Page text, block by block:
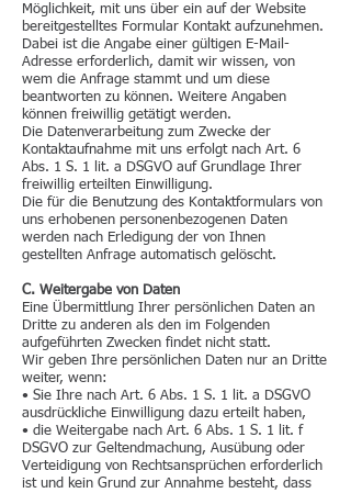
Möglichkeit, mit uns über ein auf der Website
bereitgestelltes Formular Kontakt aufzunehmen.
Dabei ist die Angabe einer gültigen E-Mail-
Adresse erforderlich, damit wir wissen, von
wem die Anfrage stammt und um diese
beantworten zu können. Weitere Angaben
können freiwillig getätigt werden.
Die Datenverarbeitung zum Zwecke der
Kontaktaufnahme mit uns erfolgt nach Art. 6
Abs. 1 S. 1 lit. a DSGVO auf Grundlage Ihrer
freiwillig erteilten Einwilligung.
Die für die Benutzung des Kontaktformulars von
uns erhobenen personenbezogenen Daten
werden nach Erledigung der von Ihnen
gestellten Anfrage automatisch gelöscht.
C. Weitergabe von Daten
Eine Übermittlung Ihrer persönlichen Daten an
Dritte zu anderen als den im Folgenden
aufgeführten Zwecken findet nicht statt.
Wir geben Ihre persönlichen Daten nur an Dritte
weiter, wenn:
• Sie Ihre nach Art. 6 Abs. 1 S. 1 lit. a DSGVO
ausdrückliche Einwilligung dazu erteilt haben,
• die Weitergabe nach Art. 6 Abs. 1 S. 1 lit. f
DSGVO zur Geltendmachung, Ausübung oder
Verteidigung von Rechtsansprüchen erforderlich
ist und kein Grund zur Annahme besteht, dass